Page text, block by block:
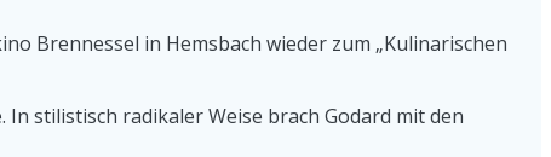
Brennessel in Hemsbach wieder zum „Kulinarischen
stilistisch radikaler Weise brach Godard mit den